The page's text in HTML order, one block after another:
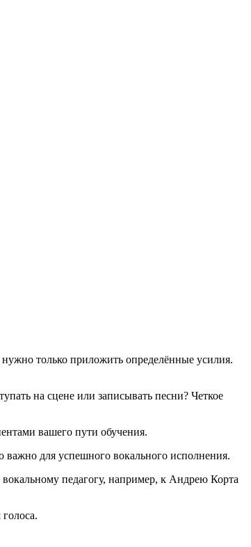
только приложить определённые усилия.
на сцене или записывать песни? Четкое
вашего пути обучения.
для успешного вокального исполнения.
педагогу, например, к Андрею Корта